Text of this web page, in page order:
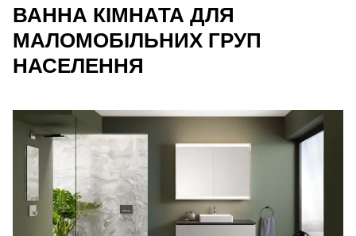
ВАННА КІМНАТА ДЛЯ
МАЛОМОБІЛЬНИХ ГРУП
НАСЕЛЕННЯ